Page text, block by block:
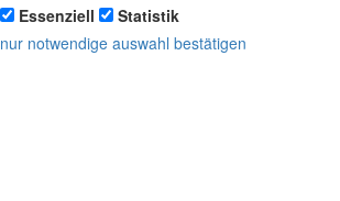
Essenziell
Statistik
nur notwendige auswahl bestätigen